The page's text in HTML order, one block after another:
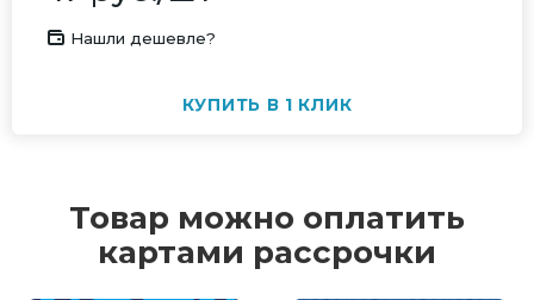
Нашли дешевле?
КУПИТЬ В 1 КЛИК
Товар можно оплатить
картами рассрочки